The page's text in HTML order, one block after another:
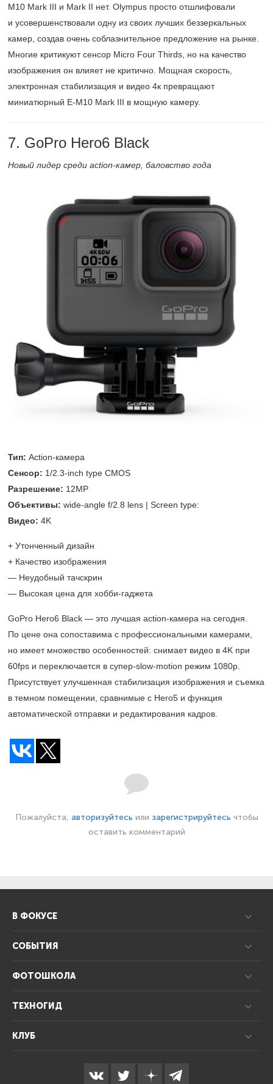
M10 Mark III и Mark II нет. Olympus просто отшлифовали
и усовершенствовали одну из своих лучших беззеркальных
камер, создав очень соблазнительное предложение на рынке.
Многие критикуют сенсор Micro Four Thirds, но на качество
изображения он влияет не критично. Мощная скорость,
электронная стабилизация и видео 4к превращают
миниатюрный E-M10 Mark III в мощную камеру.
7. GoPro Hero6 Black
Новый лидер среди action-камер, баловство года
Тип: Action-камера
Сенсор: 1/2.3-inch type CMOS
Разрешение: 12MP
Объективы: wide-angle f/2.8 lens | Screen type:
Видео: 4K
+ Утонченный дизайн
+ Качество изображения
— Неудобный тачскрин
— Высокая цена для хобби-гаджета
GoPro Hero6 Black — это лучшая action-камера на сегодня.
По цене она сопоставима с профессиональными камерами,
но имеет множество особенностей: снимает видео в 4K при
60fps и переключается в супер-slow-motion режим 1080p.
Присутствует улучшенная стабилизация изображения и съемка
в темном помещении, сравнимые с Hero5 и функция
автоматической отправки и редактирования кадров.
Пожалуйста, авторизуйтесь или зарегистрируйтесь чтобы
оставить комментарий
В ФОКУСЕ
СОБЫТИЯ
ФОТОШКОЛА
ТЕХНОГИД
КЛУБ